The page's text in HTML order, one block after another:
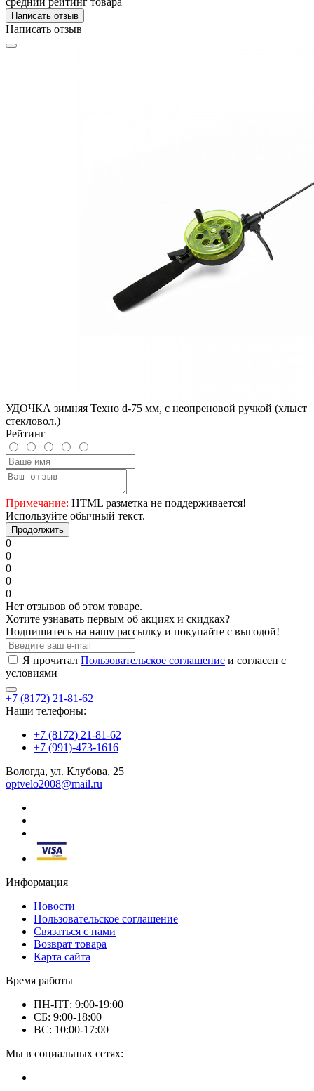
Написать отзыв
Написать отзыв
УДОЧКА зимняя Техно d-75 мм, с неопреновой ручкой (хлыст
стекловол.)
Рейтинг
Примечание: HTML разметка не поддерживается!
Используйте обычный текст.
Продолжить
0
0
0
0
0
Нет отзывов об этом товаре.
Хотите узнавать первым об акциях и скидках?
Подпишитесь на нашу рассылку и покупайте с выгодой!
Я прочитал Пользовательское соглашение и согласен с
условиями
+7 (8172) 21-81-62
Наши телефоны:
+7 (8172) 21-81-62
+7 (991)-473-1616
Вологда, ул. Клубова, 25
optvelo2008@mail.ru
Информация
Новости
Пользовательское соглашение
Связаться с нами
Возврат товара
Карта сайта
Время работы
ПН-ПТ: 9:00-19:00
СБ: 9:00-18:00
ВС: 10:00-17:00
Мы в социальных сетях: